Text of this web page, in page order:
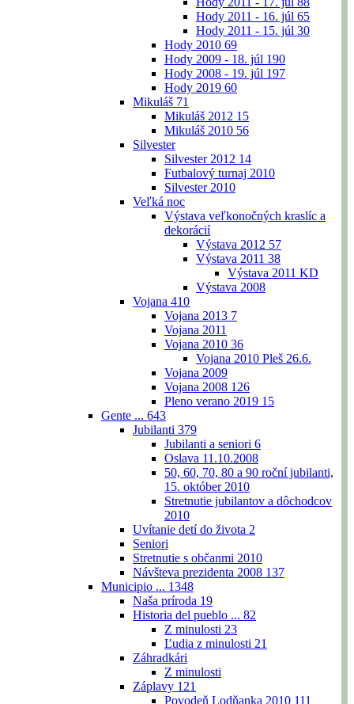
Hody 2011 - 16. júl 65
Hody 2011 - 15. júl 30
Hody 2010 69
Hody 2009 - 18. júl 190
Hody 2008 - 19. júl 197
Hody 2019 60
Mikuláš 71
Mikuláš 2012 15
Mikuláš 2010 56
Silvester
Silvester 2012 14
Futbalový turnaj 2010
Silvester 2010
Veľká noc
Výstava veľkonočných kraslíc a
dekorácií
Výstava 2012 57
Výstava 2011 38
Výstava 2011 KD
Výstava 2008
Vojana 410
Vojana 2013 7
Vojana 2011
Vojana 2010 36
Vojana 2010 Pleš 26.6.
Vojana 2009
Vojana 2008 126
Pleno verano 2019 15
Gente ... 643
Jubilanti 379
Jubilanti a seniori 6
Oslava 11.10.2008
50, 60, 70, 80 a 90 roční jubilanti,
15. október 2010
Stretnutie jubilantov a dôchodcov
2010
Uvítanie detí do života 2
Seniori
Stretnutie s občanmi 2010
Návšteva prezidenta 2008 137
Municipio ... 1348
Naša príroda 19
Historia del pueblo ... 82
Z minulosti 23
Ľudia z minulosti 21
Záhradkári
Z minulosti
Záplavy 121
Povodeň Lodňanka 2010 111